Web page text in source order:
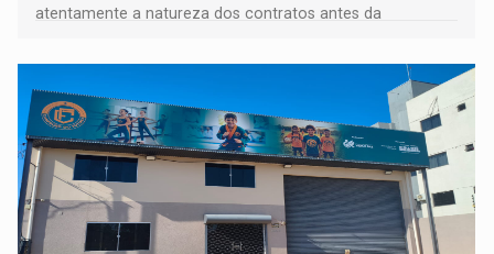
atentamente a natureza dos contratos antes da